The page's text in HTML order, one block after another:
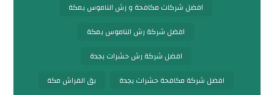
افضل شركات مكافحة و رش الناموس بمكة
افضل شركة رش الناموس بمكة
افضل شركة رش حشرات بجدة
افضل شركة مكافحة حشرات بجدة
بق الفراش مكة